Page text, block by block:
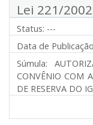
Lei 221/2002
Status: ---
Data de
Súmula:
CONVÊNIO COM
DE RESERVA DO